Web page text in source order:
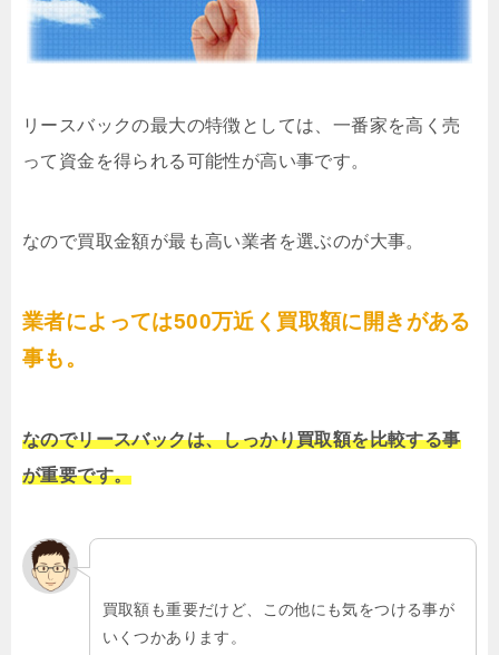
リースバックの最大の特徴としては、一番家を高く売
って資金を得られる可能性が高い事です。
なので買取金額が最も高い業者を選ぶのが大事。
業者によっては500万近く買取額に開きがある
事も。
なのでリースバックは、しっかり買取額を比較する事
が重要です。
買取額も重要だけど、この他にも気をつける事が
いくつかあります。